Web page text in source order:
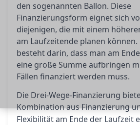
den sogenannten Ballon. Diese
Finanzierungsform eignet sich
diejenigen, die mit einem
am Laufzeitende planen können.
besteht darin, dass man am
eine große Summe aufbringen
Fällen finanziert werden muss.
Die Drei-Wege-Finanzierung
Kombination aus Finanzierung
Flexibilität am Ende der Laufzeit